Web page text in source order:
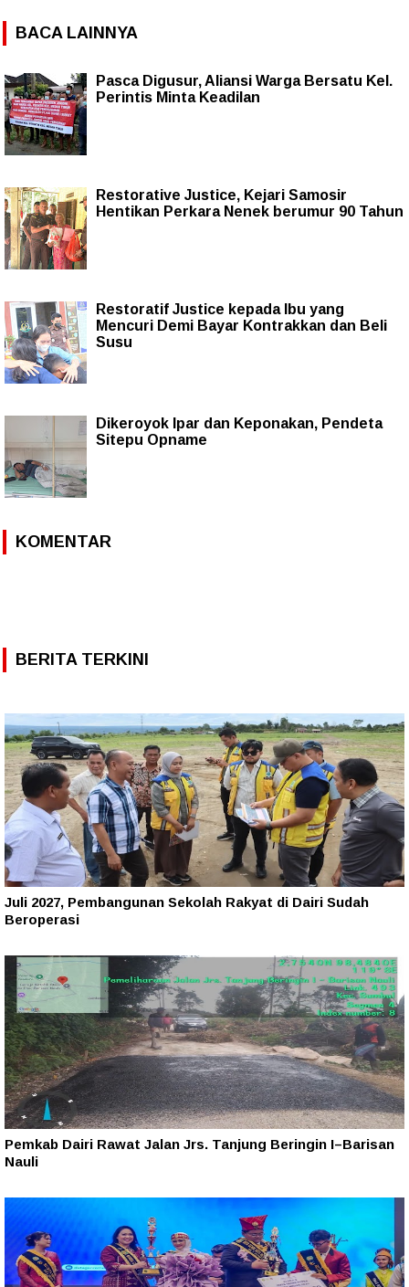
BACA LAINNYA
Pasca Digusur, Aliansi Warga Bersatu Kel.
Perintis Minta Keadilan
Restorative Justice, Kejari Samosir
Hentikan Perkara Nenek berumur 90 Tahun
Restoratif Justice kepada Ibu yang
Mencuri Demi Bayar Kontrakkan dan Beli
Susu
Dikeroyok Ipar dan Keponakan, Pendeta
Sitepu Opname
KOMENTAR
BERITA TERKINI
Juli 2027, Pembangunan Sekolah Rakyat di Dairi Sudah
Beroperasi
Pemkab Dairi Rawat Jalan Jrs. Tanjung Beringin I–Barisan
Nauli